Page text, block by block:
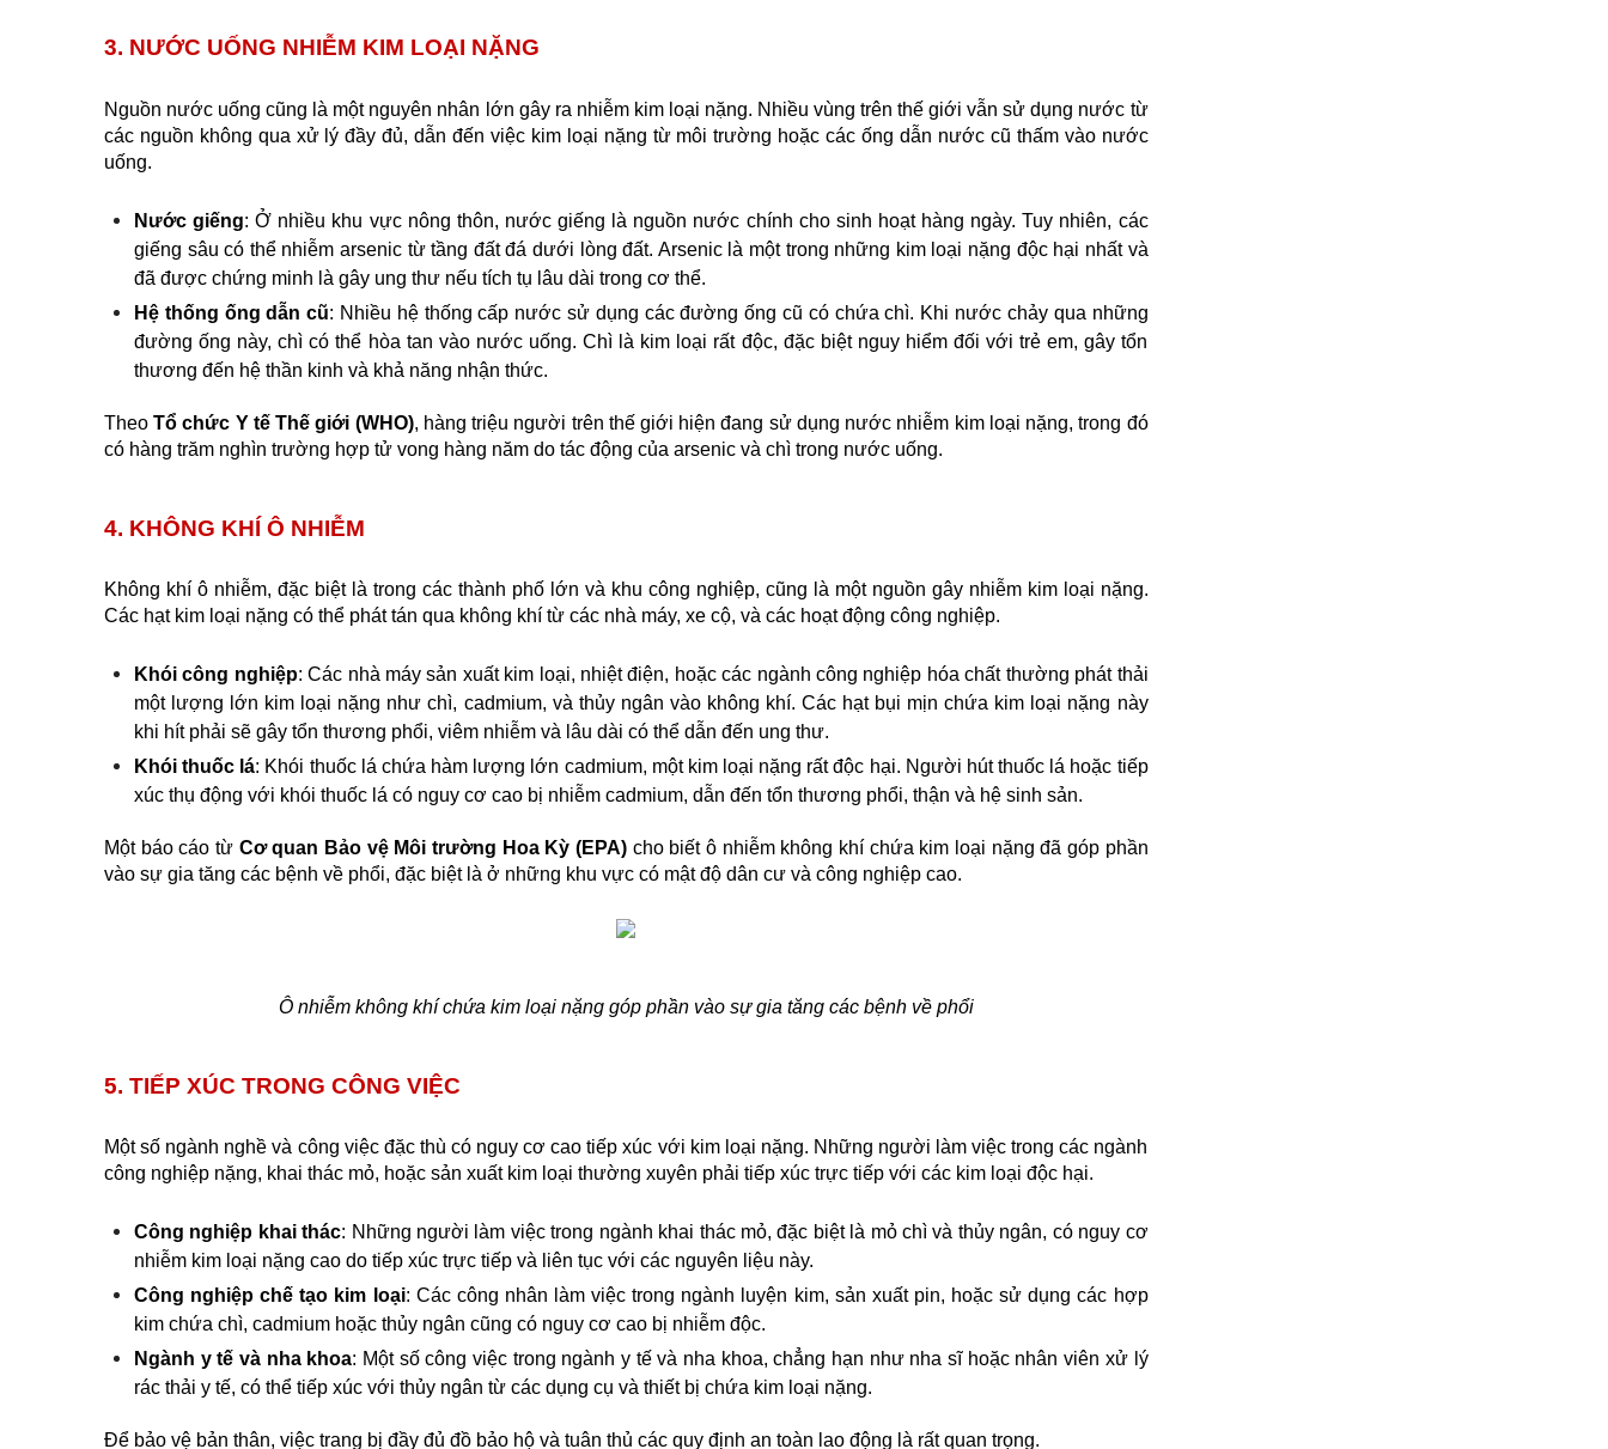
3. NƯỚC UỐNG NHIỄM KIM LOẠI NẶNG
Nguồn nước uống cũng là một nguyên nhân lớn gây ra nhiễm kim loại nặng. Nhiều vùng trên thế giới vẫn sử dụng nước từ
các nguồn không qua xử lý đầy đủ, dẫn đến việc kim loại nặng từ môi trường hoặc các ống dẫn nước cũ thấm vào nước
uống.
Nước giếng: Ở nhiều khu vực nông thôn, nước giếng là nguồn nước chính cho sinh hoạt hàng ngày. Tuy nhiên, các
giếng sâu có thể nhiễm arsenic từ tầng đất đá dưới lòng đất. Arsenic là một trong những kim loại nặng độc hại nhất và
đã được chứng minh là gây ung thư nếu tích tụ lâu dài trong cơ thể.
Hệ thống ống dẫn cũ: Nhiều hệ thống cấp nước sử dụng các đường ống cũ có chứa chì. Khi nước chảy qua những
đường ống này, chì có thể hòa tan vào nước uống. Chì là kim loại rất độc, đặc biệt nguy hiểm đối với trẻ em, gây tổn
thương đến hệ thần kinh và khả năng nhận thức.
Theo Tổ chức Y tế Thế giới (WHO), hàng triệu người trên thế giới hiện đang sử dụng nước nhiễm kim loại nặng, trong đó
có hàng trăm nghìn trường hợp tử vong hàng năm do tác động của arsenic và chì trong nước uống.
4. KHÔNG KHÍ Ô NHIỄM
Không khí ô nhiễm, đặc biệt là trong các thành phố lớn và khu công nghiệp, cũng là một nguồn gây nhiễm kim loại nặng.
Các hạt kim loại nặng có thể phát tán qua không khí từ các nhà máy, xe cộ, và các hoạt động công nghiệp.
Khói công nghiệp: Các nhà máy sản xuất kim loại, nhiệt điện, hoặc các ngành công nghiệp hóa chất thường phát thải
một lượng lớn kim loại nặng như chì, cadmium, và thủy ngân vào không khí. Các hạt bụi mịn chứa kim loại nặng này
khi hít phải sẽ gây tổn thương phổi, viêm nhiễm và lâu dài có thể dẫn đến ung thư.
Khói thuốc lá: Khói thuốc lá chứa hàm lượng lớn cadmium, một kim loại nặng rất độc hại. Người hút thuốc lá hoặc tiếp
xúc thụ động với khói thuốc lá có nguy cơ cao bị nhiễm cadmium, dẫn đến tổn thương phổi, thận và hệ sinh sản.
Một báo cáo từ Cơ quan Bảo vệ Môi trường Hoa Kỳ (EPA) cho biết ô nhiễm không khí chứa kim loại nặng đã góp phần
vào sự gia tăng các bệnh về phổi, đặc biệt là ở những khu vực có mật độ dân cư và công nghiệp cao.
Ô nhiễm không khí chứa kim loại nặng góp phần vào sự gia tăng các bệnh về phổi
5. TIẾP XÚC TRONG CÔNG VIỆC
Một số ngành nghề và công việc đặc thù có nguy cơ cao tiếp xúc với kim loại nặng. Những người làm việc trong các ngành
công nghiệp nặng, khai thác mỏ, hoặc sản xuất kim loại thường xuyên phải tiếp xúc trực tiếp với các kim loại độc hại.
Công nghiệp khai thác: Những người làm việc trong ngành khai thác mỏ, đặc biệt là mỏ chì và thủy ngân, có nguy cơ
nhiễm kim loại nặng cao do tiếp xúc trực tiếp và liên tục với các nguyên liệu này.
Công nghiệp chế tạo kim loại: Các công nhân làm việc trong ngành luyện kim, sản xuất pin, hoặc sử dụng các hợp
kim chứa chì, cadmium hoặc thủy ngân cũng có nguy cơ cao bị nhiễm độc.
Ngành y tế và nha khoa: Một số công việc trong ngành y tế và nha khoa, chẳng hạn như nha sĩ hoặc nhân viên xử lý
rác thải y tế, có thể tiếp xúc với thủy ngân từ các dụng cụ và thiết bị chứa kim loại nặng.
Để bảo vệ bản thân, việc trang bị đầy đủ đồ bảo hộ và tuân thủ các quy định an toàn lao động là rất quan trọng.